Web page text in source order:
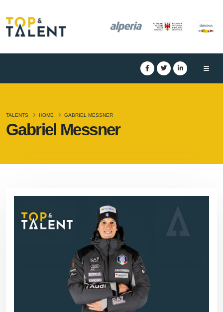
Gabriel Messner
TALENTS HOME GABRIEL MESSNER